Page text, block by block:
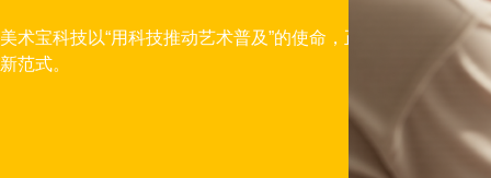
美术宝科技以“用科技推动艺术普及”的使命，正在重新书写美
新范式。